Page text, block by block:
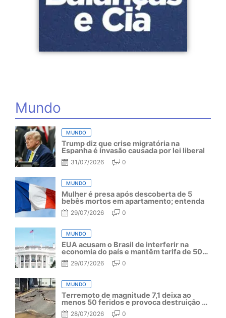
Mundo
MUNDO
Trump diz que crise migratória na
Espanha é invasão causada por lei liberal
31/07/2026 0
MUNDO
Mulher é presa após descoberta de 5
bebês mortos em apartamento; entenda
29/07/2026 0
MUNDO
EUA acusam o Brasil de interferir na
economia do país e mantêm tarifa de 50%
por mais um ano
29/07/2026 0
MUNDO
Terremoto de magnitude 7,1 deixa ao
menos 50 feridos e provoca destruição no
Japão
28/07/2026 0